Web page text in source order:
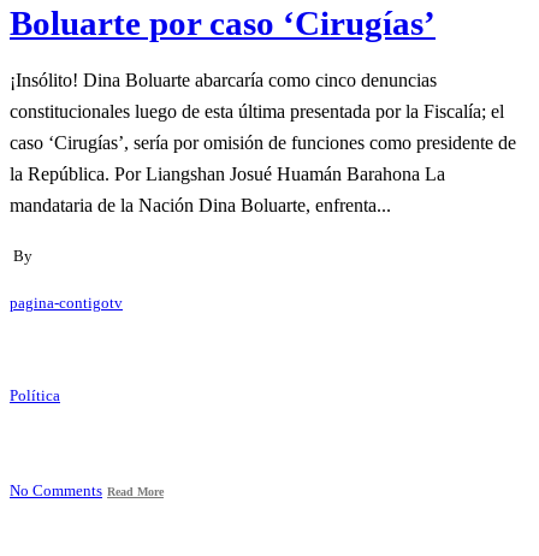
Boluarte por caso ‘Cirugías’
¡Insólito! Dina Boluarte abarcaría como cinco denuncias
constitucionales luego de esta última presentada por la Fiscalía; el
caso ‘Cirugías’, sería por omisión de funciones como presidente de
la República. Por Liangshan Josué Huamán Barahona La
mandataria de la Nación Dina Boluarte, enfrenta...
By
pagina-contigotv
Política
No Comments Read More